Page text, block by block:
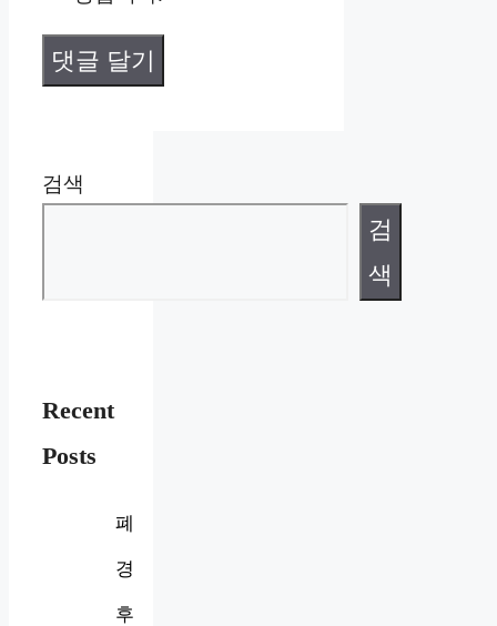
검색
검
색
Recent
Posts
폐
경
후